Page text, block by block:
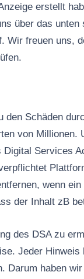
erstellt
über das unten
Wir freuen uns,
den Schäden
von Millionen.
Digital Services
wenn ein
der Inhalt zB
des DSA zu
Jeder Hinweis
Darum haben